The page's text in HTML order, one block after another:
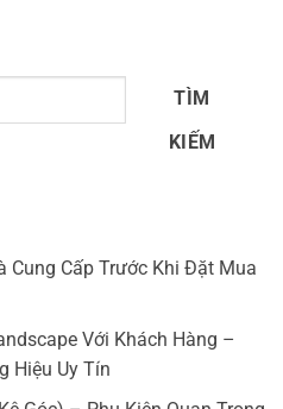
TÌM
KIẾM
Cung Cấp Trước Khi Đặt Mua
Với Khách Hàng –
Hiệu Uy Tín